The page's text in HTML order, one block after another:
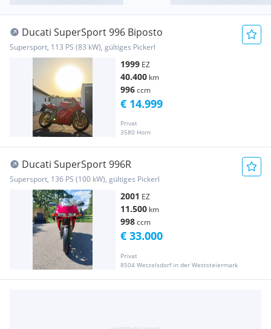
Ducati SuperSport 996 Biposto
Supersport, 113 PS (83 kW), gültiges Pickerl
1999 EZ
40.400 km
996ccm
Privat
3580 Horn
€ 14.999
Ducati SuperSport 996R
Supersport, 136 PS (100 kW), gültiges Pickerl
2001 EZ
11.500 km
998ccm
Privat
8504 Wetzelsdorf in der Weststeiermark
€ 33.000